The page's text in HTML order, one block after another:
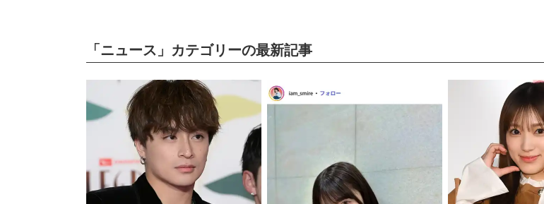
「ニュース」カテゴリーの最新記事